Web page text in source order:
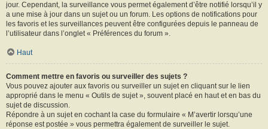
jour. Cependant, la surveillance vous permet également d’être notifié lorsqu’il y
a une mise à jour dans un sujet ou un forum. Les options de notifications pour
les favoris et les surveillances peuvent être configurées depuis le panneau de
l’utilisateur dans l’onglet « Préférences du forum ».
Haut
Comment mettre en favoris ou surveiller des sujets ?
Vous pouvez ajouter aux favoris ou surveiller un sujet en cliquant sur le lien
approprié dans le menu « Outils de sujet », souvent placé en haut et en bas du
sujet de discussion.
Répondre à un sujet en cochant la case du formulaire « M’avertir lorsqu’une
réponse est postée » vous permettra également de surveiller le sujet.